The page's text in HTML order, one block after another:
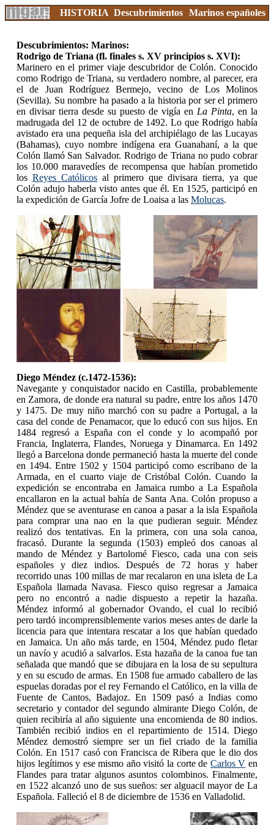
HISTORIA Descubrimientos Marinos españoles
Descubrimientos: Marinos:
Rodrigo de Triana (fl. finales s. XV principios s. XVI):
Marinero en el primer viaje descubridor de Colón. Conocido
como Rodrigo de Triana, su verdadero nombre, al parecer, era
el de Juan Rodríguez Bermejo, vecino de Los Molinos
(Sevilla). Su nombre ha pasado a la historia por ser el primero
en divisar tierra desde su puesto de vigía en La Pinta, en la
madrugada del 12 de octubre de 1492. Lo que Rodrigo había
avistado era una pequeña isla del archipiélago de las Lucayas
(Bahamas), cuyo nombre indígena era Guanahaní, a la que
Colón llamó San Salvador. Rodrigo de Triana no pudo cobrar
los 10.000 maravedíes de recompensa que habían prometido
los Reyes Católicos al primero que divisara tierra, ya que
Colón adujo haberla visto antes que él. En 1525, participó en
la expedición de García Jofre de Loaisa a las Molucas.
Diego Méndez (c.1472-1536):
Navegante y conquistador nacido en Castilla, probablemente
en Zamora, de donde era natural su padre, entre los años 1470
y 1475. De muy niño marchó con su padre a Portugal, a la
casa del conde de Penamacor, que lo educó con sus hijos. En
1484 regresó a España con el conde y lo acompañó por
Francia, Inglaterra, Flandes, Noruega y Dinamarca. En 1492
llegó a Barcelona donde permaneció hasta la muerte del conde
en 1494. Entre 1502 y 1504 participó como escribano de la
Armada, en el cuarto viaje de Cristóbal Colón. Cuando la
expedición se encontraba en Jamaica rumbo a La Española
encallaron en la actual bahía de Santa Ana. Colón propuso a
Méndez que se aventurase en canoa a pasar a la isla Española
para comprar una nao en la que pudieran seguir. Méndez
realizó dos tentativas. En la primera, con una sola canoa,
fracasó. Durante la segunda (1503) empleó dos canoas al
mando de Méndez y Bartolomé Fiesco, cada una con seis
españoles y diez indios. Después de 72 horas y haber
recorrido unas 100 millas de mar recalaron en una isleta de La
Española llamada Navasa. Fiesco quiso regresar a Jamaica
pero no encontró a nadie dispuesto a repetir la hazaña.
Méndez informó al gobernador Ovando, el cual lo recibió
pero tardó incomprensiblemente varios meses antes de darle la
licencia para que intentara rescatar a los que habían quedado
en Jamaica. Un año más tarde, en 1504, Méndez pudo fletar
un navío y acudió a salvarlos. Esta hazaña de la canoa fue tan
señalada que mandó que se dibujara en la losa de su sepultura
y en su escudo de armas. En 1508 fue armado caballero de las
espuelas doradas por el rey Fernando el Católico, en la villa de
Fuente de Cantos, Badajoz. En 1509 pasó a Indias como
secretario y contador del segundo almirante Diego Colón, de
quien recibiría al año siguiente una encomienda de 80 indios.
También recibió indios en el repartimiento de 1514. Diego
Méndez demostró siempre ser un fiel criado de la familia
Colón. En 1517 casó con Francisca de Ribera que le dio dos
hijos legítimos y ese mismo año visitó la corte de Carlos V en
Flandes para tratar algunos asuntos colombinos. Finalmente,
en 1522 alcanzó uno de sus sueños: ser alguacil mayor de La
Española. Falleció el 8 de diciembre de 1536 en Valladolid.